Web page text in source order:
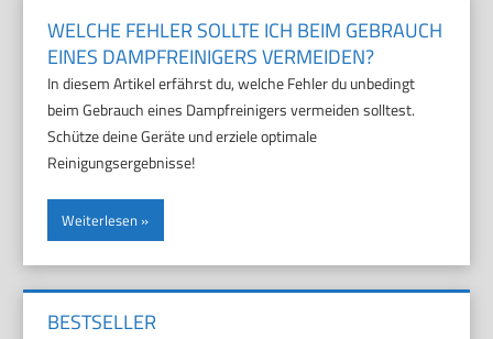
WELCHE FEHLER SOLLTE ICH BEIM GEBRAUCH
EINES DAMPFREINIGERS VERMEIDEN?
In diesem Artikel erfährst du, welche Fehler du unbedingt
beim Gebrauch eines Dampfreinigers vermeiden solltest.
Schütze deine Geräte und erziele optimale
Reinigungsergebnisse!
Weiterlesen
BESTSELLER